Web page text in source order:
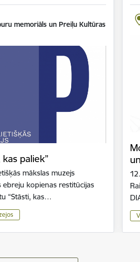
memoriāls un Preiļu Kultūras
paliek”
mākslas muzejs
ebreju kopienas restitūcijas
“Stāsti, kas…